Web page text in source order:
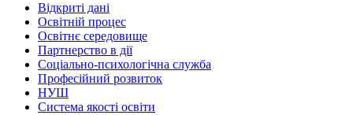
Відкриті дані
Освітній процес
Освітнє середовище
Партнерство в дії
Соціально-психологічна служба
Професійний розвиток
НУШ
Система якості освіти